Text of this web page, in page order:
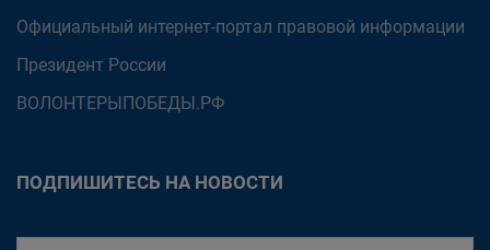
Официальный интернет-портал правовой информации
Президент России
ВОЛОНТЕРЫПОБЕДЫ.РФ
ПОДПИШИТЕСЬ НА НОВОСТИ